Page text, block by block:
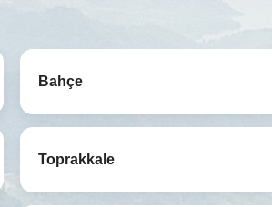
Bahçe
Toprakkale